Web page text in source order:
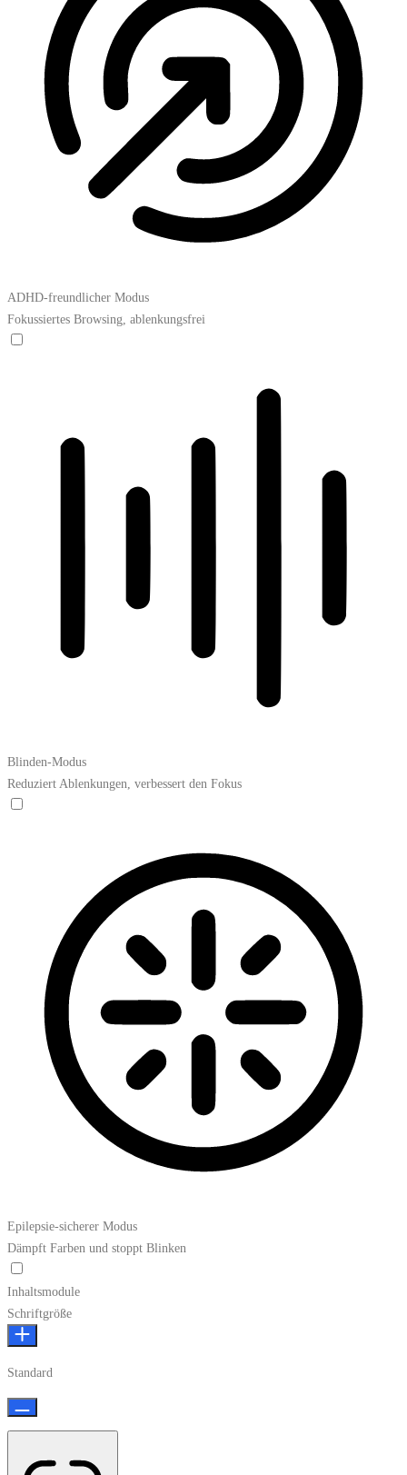
ADHD-freundlicher Modus
Fokussiertes Browsing, ablenkungsfrei
Blinden-Modus
Reduziert Ablenkungen, verbessert den Fokus
Epilepsie-sicherer Modus
Dämpft Farben und stoppt Blinken
Inhaltsmodule
Schriftgröße
Standard